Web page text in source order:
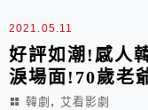
2021.05.11
好評如潮!感人
淚場面!70歲老
韓劇 , 艾看影劇